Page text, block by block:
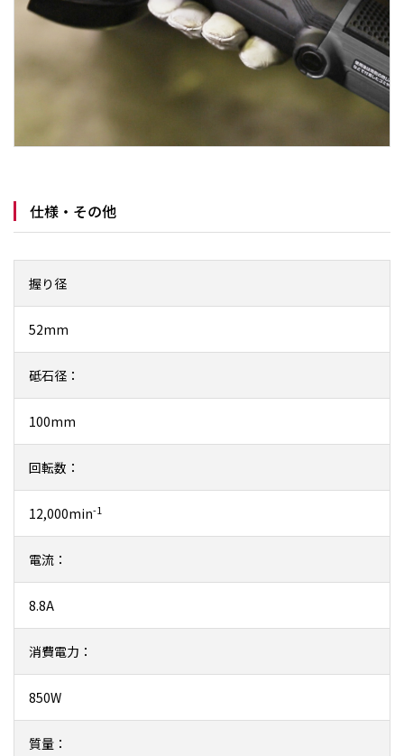
仕様・その他
握り径
52mm
砥石径：
100mm
回転数：
12,000min-1
電流：
8.8A
消費電力：
850W
質量：